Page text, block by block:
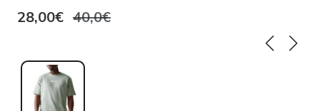
28,00€ 40,0€